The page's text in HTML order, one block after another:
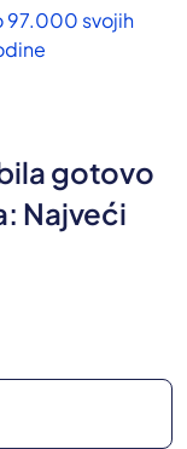
gotovo
Najveći